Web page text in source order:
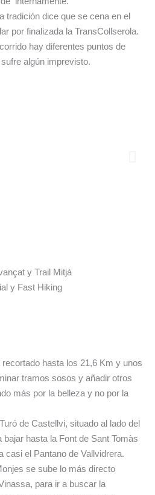
tradición dice que se cena en el
por finalizada la TransCollserola.
hay diferentes puntos de
algún imprevisto.
y Trail Mitjà
y Fast Hiking
hasta los 21,6 Km y unos
tramos sosos y añadir otros
más por la belleza y no por la
de Castellvi, situado al lado del
hasta la Font de Sant Tomàs
casi el Pantano de Vallvidrera.
se sube lo más directo
para ir a buscar la